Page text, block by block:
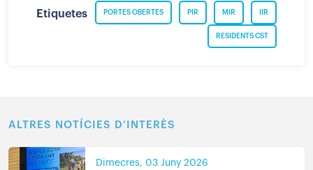
Etiquetes IIR
MIR
PIR
PORTES OBERTES
RESIDENTS CST
ALTRES NOTÍCIES D’INTERÈS
Dimecres, 03 Juny 2026